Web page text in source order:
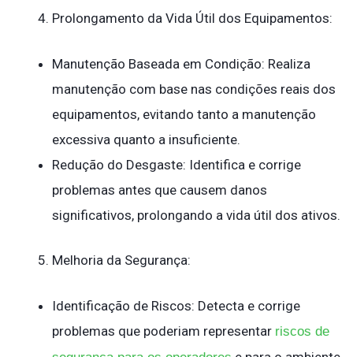
Prolongamento da Vida Útil dos Equipamentos:
Manutenção Baseada em Condição: Realiza
manutenção com base nas condições reais dos
equipamentos, evitando tanto a manutenção
excessiva quanto a insuficiente.
Redução do Desgaste: Identifica e corrige
problemas antes que causem danos
significativos, prolongando a vida útil dos ativos.
Melhoria da Segurança:
Identificação de Riscos: Detecta e corrige
problemas que poderiam representar riscos de